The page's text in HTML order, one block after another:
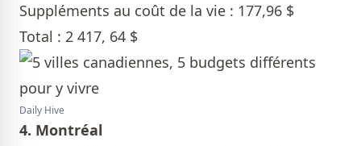
Suppléments au coût de la vie : 177,96 $
Total : 2 417, 64 $
Daily Hive
4. Montréal